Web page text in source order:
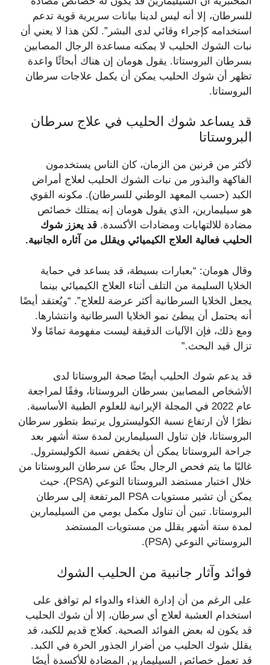
للسرطان، إلا أنه ليس لدينا بيانات سريرية قوية تدعم
استخدامه كإجراء وقائي لدى البشر”. لكن هذا لا يعني أن
نبات الشوك الحليب لا يمكنه مساعدة الرجال المصابين
بسرطان البروستاتا. يقول هومان إن هناك أبحاثًا واعدة
تظهر أن شوك الحليب يمكن أن يكمل علاجات سرطان
البروستاتا.
قد يساعد شوك الحليب في علاج سرطان
البروستاتا
لأكثر من قرنين من الزمان، كان الناس يستخدمون
الفاكهة والبذور من نبات الشوك الحليب لعلاج أمراض
الكبد (حسب المعهد الوطني للسرطان). مكونه القوي
هو سيليمارين، الذي يقول هومان إنه يمتلك خصائص
مضادة للالتهابات ومضادات الأكسدة. قد يعزز شوك
الحليب فعالية العلاج الكيميائي ويقلل من آثاره الجانبية.
وقال هومان: “بعبارات بسيطة، قد يساعد في حماية
الخلايا السليمة من التلف أثناء العلاج الكيميائي بينما
يجعل الخلايا السرطانية أكثر عرضة للعلاج”. “ويُعتقد أيضًا
أنه يحتمل أن يبطئ نمو الخلايا السرطانية وانتشارها.
ومع ذلك، فإن الآليات الدقيقة ليست مفهومة تمامًا ولا
تزال قيد البحث.”
قد يدعم شوك الحليب أيضًا صحة البروستاتا لدى
الأشخاص المصابين بسرطان البروستاتا، وفقًا لمراجعة
عام 2022 في المجلة الإيرانية للعلوم الطبية الأساسية.
نظرًا لأن ارتفاع نسبة الكوليسترول يرتبط بتطور سرطان
البروستاتا، فإن تناول السيليمارين لمدة ستة أشهر بعد
جراحة البروستاتا يمكن أن يخفض نسبة الكوليسترول.
غالبًا ما يتم فحص الرجال بحثًا عن سرطان البروستاتا من
خلال اختبار مستضد البروستاتا النوعي (PSA)، حيث
يمكن أن تشير مستويات PSA المرتفعة إلى سرطان
البروستاتا. تبين أن تناول مكمل يومي من السيليمارين
لمدة ستة أشهر يقلل من مستويات المستضد
البروستاتي النوعي (PSA).
فوائد وآثار جانبية من الحليب الشوك
على الرغم من أن إدارة الغذاء والدواء لم توافق على
استخدام العشبة لعلاج أي سرطان، إلا أن شوك الحليب
قد يكون له بعض الفوائد الصحية. كعلاج قديم للكبد، قد
يقلل شوك الحليب من أضرار الجذور الحرة في الكبد.
قد تعمل خصائص السيليمارين المضادة للأكسدة أيضًا